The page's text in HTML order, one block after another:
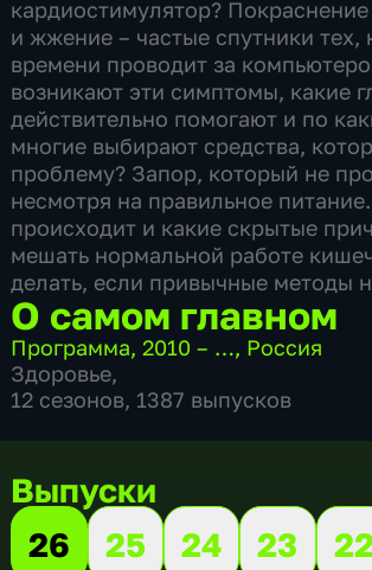
кардиостимулятор? Покраснение
и жжение – частые спутники тех,
времени проводит за
возникают эти симптомы, какие
действительно помогают и по
многие выбирают средства,
проблему? Запор, который не
несмотря на правильное
происходит и какие скрытые
мешать нормальной работе
делать, если привычные методы
О самом главном
Программа,2010 – …, Россия
Здоровье,
12 сезонов, 1387 выпусков
Выпуски
26
25 24 23 22